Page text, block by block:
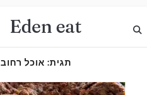
Eden eat
תגית: אוכל רחוב